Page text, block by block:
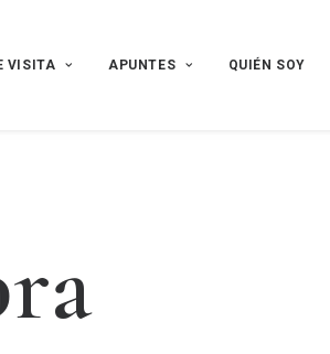
VISITA APUNTES QUIÉN SOY
ra